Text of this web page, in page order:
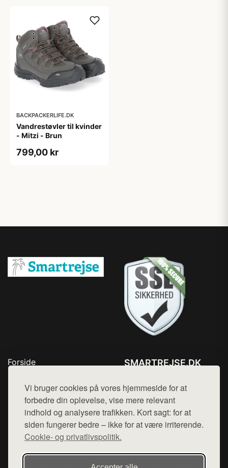
Vi bruger cookies på vores hjemmeside for at
forbedre din oplevelse, vise mere relevant
indhold og analysere trafikken. Kort sagt: for at
siden fungerer bedre – ikke for at være irriterende.
Cookie- og privatlivspolitik.
BACKPACKERLIFE.DK
Vandrestøvler til kvinder
- Mitzi - Brun
799,00 kr
Forside
Top Rabatter
Kontakt
SMARTREJSE.DK
Mail: hej@want.dk
Cookie- og privatlivspolitik